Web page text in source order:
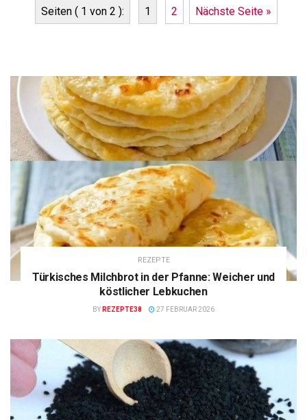
Seiten ( 1 von 2 ): 1 2 Nächste Seite »
REZEPTE
Türkisches Milchbrot in der Pfanne: Weicher und
köstlicher Lebkuchen
BY REZEPTE38 27 FEBRUAR 2026